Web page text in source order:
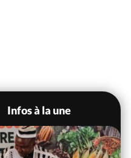
Infos à la une